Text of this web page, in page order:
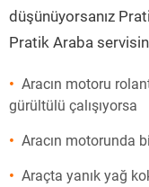
düşünüyorsanız
Pratik Araba
Aracın motoru
gürültülü çalışıyorsa
Aracın motorunda
Araçta yanık yağ